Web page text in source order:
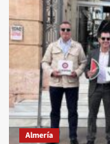
tráfico
que
se
producirán
desde
hoy
lunes,
día
4,
hasta
las
Almería